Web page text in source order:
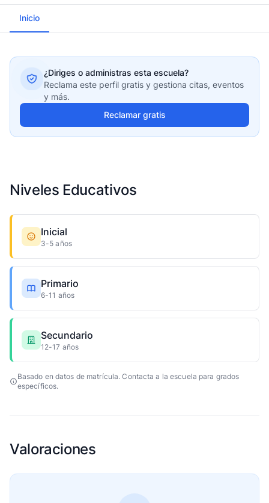
Inicio
¿Diriges o administras esta escuela?
Reclama este perfil gratis y gestiona citas, eventos
y más.
Reclamar gratis
Niveles Educativos
Inicial
3-5 años
Primario
6-11 años
Secundario
12-17 años
Basado en datos de matrícula. Contacta a la escuela para grados
específicos.
Valoraciones